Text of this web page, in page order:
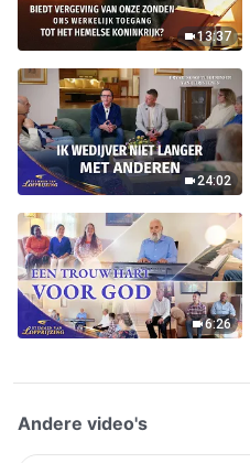
13:37
24:02
6:26
Andere video's